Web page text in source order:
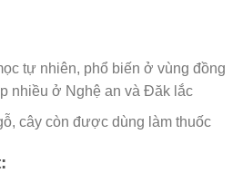
tự nhiên, phổ biến ở vùng đồng
nhiều ở Nghệ an và Đăk lắc
cây còn được dùng làm thuốc